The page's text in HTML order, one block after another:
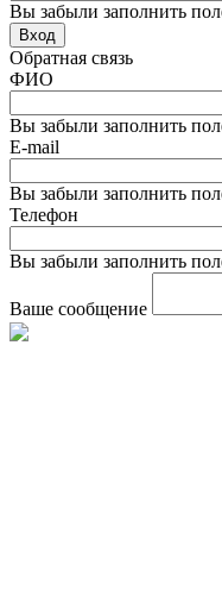
Вы забыли заполнить
Вход
Обратная связь
ФИО
Вы забыли заполнить
E-mail
Вы забыли заполнить
Телефон
Вы забыли заполнить
Ваше сообщение